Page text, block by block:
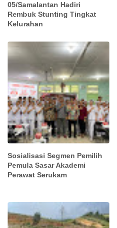
05/Samalantan Hadiri
Rembuk Stunting Tingkat
Kelurahan
Sosialisasi Segmen Pemilih
Pemula Sasar Akademi
Perawat Serukam